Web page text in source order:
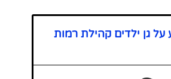
גן ילדים קהילת רמות